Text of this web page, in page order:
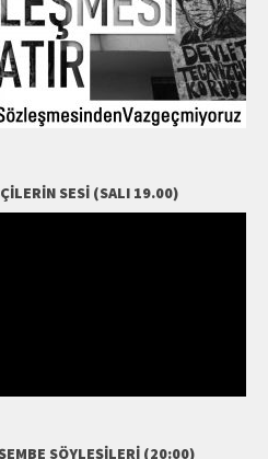
SESI (SALI 19.00)
SÖYLEŞILERI (20:00)